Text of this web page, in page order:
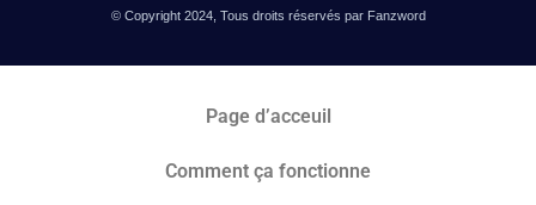
© Copyright 2024, Tous droits réservés par Fanzword
Page d’acceuil
Comment ça fonctionne